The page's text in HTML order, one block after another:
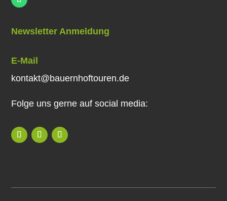
Newsletter Anmeldung
E-Mail
kontakt@bauernhoftouren.de
Folge uns gerne auf social media: